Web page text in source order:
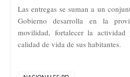
Las entregas se suman a un
Gobierno desarrolla en la
movilidad, fortalecer la
calidad de vida de sus habitantes.